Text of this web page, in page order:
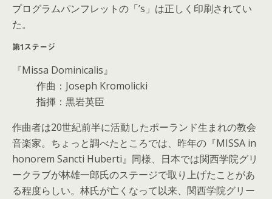
プログラムパンフレットの「’s」は正しく印刷されてい
た。
第1ステージ
『Missa Dominicalis』
作曲：Joseph Kromolicki
指揮：黒岩英臣
作曲者は20世紀前半に活動したポーランド生まれの教会
音楽家。ちょっと調べたところでは、昨年の『MISSA in
honorem Sancti Huberti』同様、日本では関西学院グリ
ークラブが林雄一郎氏のステージで取り上げたことがあ
る程度らしい。林氏が亡くなって以来、関西学院グリー